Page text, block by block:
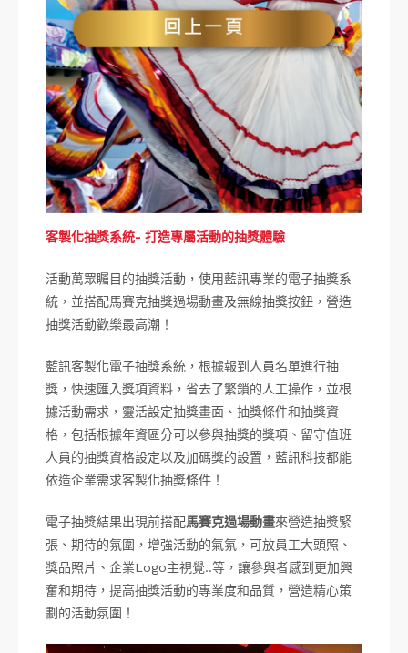
客製化抽獎系統- 打造專屬活動的抽獎體驗
活動萬眾矚目的抽獎活動，使用藍訊專業的電子抽獎系
統，並搭配馬賽克抽獎過場動畫及無線抽獎按鈕，營造
抽獎活動歡樂最高潮！
藍訊客製化電子抽獎系統，根據報到人員名單進行抽
獎，快速匯入獎項資料，省去了繁鎖的人工操作，並根
據活動需求，靈活設定抽獎畫面、抽獎條件和抽獎資
格，包括根據年資區分可以參與抽獎的獎項、留守值班
人員的抽獎資格設定以及加碼獎的設置，藍訊科技都能
依造企業需求客製化抽獎條件！
電子抽獎結果出現前搭配馬賽克過場動畫來營造抽獎緊
張、期待的氛圍，增強活動的氣氛，可放員工大頭照、
獎品照片、企業Logo主視覺..等，讓參與者感到更加興
奮和期待，提高抽獎活動的專業度和品質，營造精心策
劃的活動氛圍！